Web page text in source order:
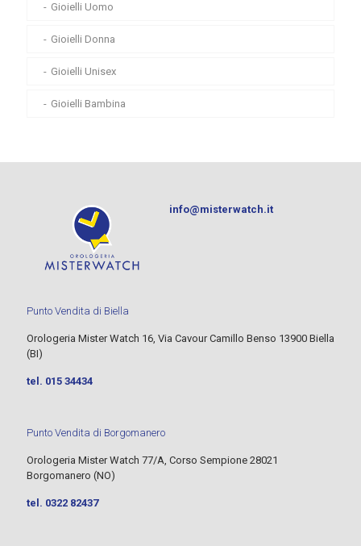
Gioielli Uomo
Gioielli Donna
Gioielli Unisex
Gioielli Bambina
info@misterwatch.it
Punto Vendita di Biella
Orologeria Mister Watch 16, Via Cavour Camillo Benso 13900 Biella
(BI)
tel. 015 34434
Punto Vendita di Borgomanero
Orologeria Mister Watch 77/A, Corso Sempione 28021
Borgomanero (NO)
tel. 0322 82437